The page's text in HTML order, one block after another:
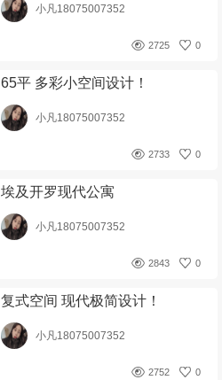
小凡18075007352
0
2725
65平 多彩小空间设计！
小凡18075007352
0
2733
埃及开罗现代公寓
小凡18075007352
0
2843
复式空间 现代极简设计！
小凡18075007352
0
2752